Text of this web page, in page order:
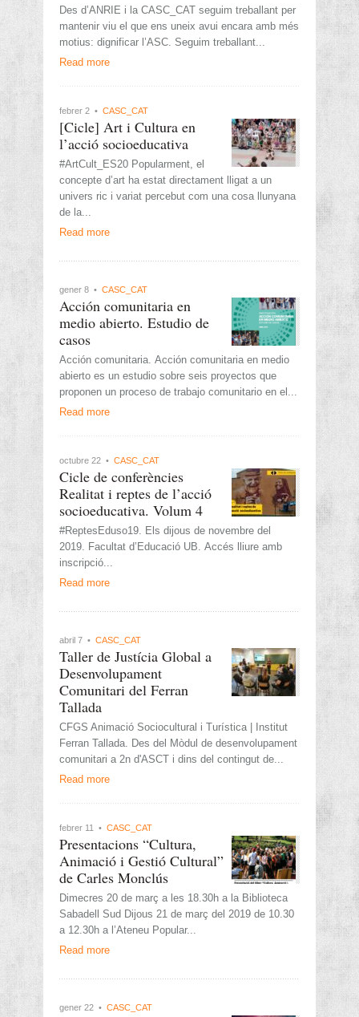
Des d’ANRIE i la CASC_CAT seguim treballant per
mantenir viu el que ens uneix avui encara amb més
motius: dignificar l’ASC. Seguim treballant...
Read more
febrer 2 • CASC_CAT
[Cicle] Art i Cultura en
l’acció socioeducativa
#ArtCult_ES20 Popularment, el
concepte d’art ha estat directament lligat a un
univers ric i variat percebut com una cosa llunyana
de la...
Read more
gener 8 • CASC_CAT
Acción comunitaria en
medio abierto. Estudio de
casos
Acción comunitaria. Acción comunitaria en medio
abierto es un estudio sobre seis proyectos que
proponen un proceso de trabajo comunitario en el...
Read more
octubre 22 • CASC_CAT
Cicle de conferències
Realitat i reptes de l’acció
socioeducativa. Volum 4
#ReptesEduso19. Els dijous de novembre del
2019. Facultat d’Educació UB. Accés lliure amb
inscripció...
Read more
abril 7 • CASC_CAT
Taller de Justícia Global a
Desenvolupament
Comunitari del Ferran
Tallada
CFGS Animació Sociocultural i Turística | Institut
Ferran Tallada. Des del Mòdul de desenvolupament
comunitari a 2n d'ASCT i dins del contingut de...
Read more
febrer 11 • CASC_CAT
Presentacions “Cultura,
Animació i Gestió Cultural”
de Carles Monclús
Dimecres 20 de març a les 18.30h a la Biblioteca
Sabadell Sud Dijous 21 de març del 2019 de 10.30
a 12.30h a l’Ateneu Popular...
Read more
gener 22 • CASC_CAT